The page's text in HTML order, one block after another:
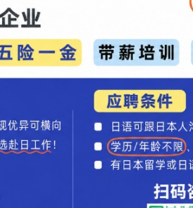
充电，日常通勤可作为纯
力。
静的行驶体验。
也是新一代RAV4的
in"不同，这是丰田整合了
，预计也有助于控制车辆
助系统标准化等多重成本